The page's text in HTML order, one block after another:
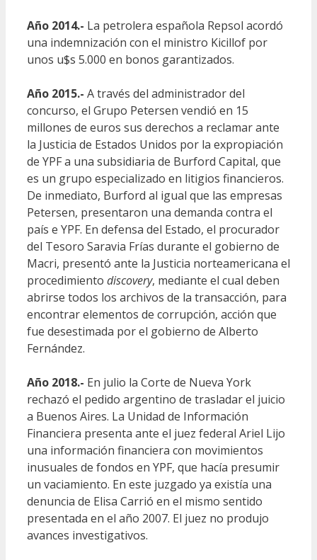
Año 2014.- La petrolera española Repsol acordó
una indemnización con el ministro Kicillof por
unos u$s 5.000 en bonos garantizados.
Año 2015.- A través del administrador del
concurso, el Grupo Petersen vendió en 15
millones de euros sus derechos a reclamar ante
la Justicia de Estados Unidos por la expropiación
de YPF a una subsidiaria de Burford Capital, que
es un grupo especializado en litigios financieros.
De inmediato, Burford al igual que las empresas
Petersen, presentaron una demanda contra el
país e YPF. En defensa del Estado, el procurador
del Tesoro Saravia Frías durante el gobierno de
Macri, presentó ante la Justicia norteamericana el
procedimiento discovery, mediante el cual deben
abrirse todos los archivos de la transacción, para
encontrar elementos de corrupción, acción que
fue desestimada por el gobierno de Alberto
Fernández.
Año 2018.- En julio la Corte de Nueva York
rechazó el pedido argentino de trasladar el juicio
a Buenos Aires. La Unidad de Información
Financiera presenta ante el juez federal Ariel Lijo
una información financiera con movimientos
inusuales de fondos en YPF, que hacía presumir
un vaciamiento. En este juzgado ya existía una
denuncia de Elisa Carrió en el mismo sentido
presentada en el año 2007. El juez no produjo
avances investigativos.